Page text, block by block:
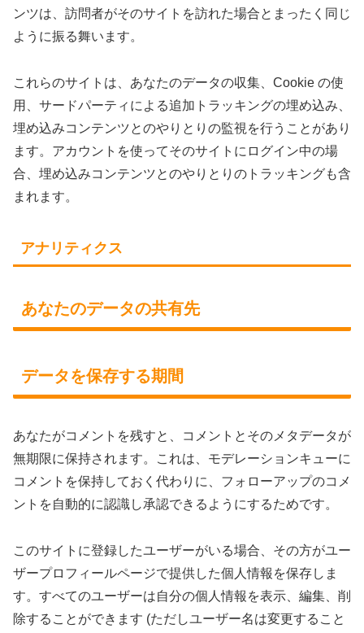
ンツは、訪問者がそのサイトを訪れた場合とまったく同じ
ように振る舞います。
これらのサイトは、あなたのデータの収集、Cookie の使
用、サードパーティによる追加トラッキングの埋め込み、
埋め込みコンテンツとのやりとりの監視を行うことがあり
ます。アカウントを使ってそのサイトにログイン中の場
合、埋め込みコンテンツとのやりとりのトラッキングも含
まれます。
アナリティクス
あなたのデータの共有先
データを保存する期間
あなたがコメントを残すと、コメントとそのメタデータが
無期限に保持されます。これは、モデレーションキューに
コメントを保持しておく代わりに、フォローアップのコメ
ントを自動的に認識し承認できるようにするためです。
このサイトに登録したユーザーがいる場合、その方がユー
ザープロフィールページで提供した個人情報を保存しま
す。すべてのユーザーは自分の個人情報を表示、編集、削
除することができます (ただしユーザー名は変更すること